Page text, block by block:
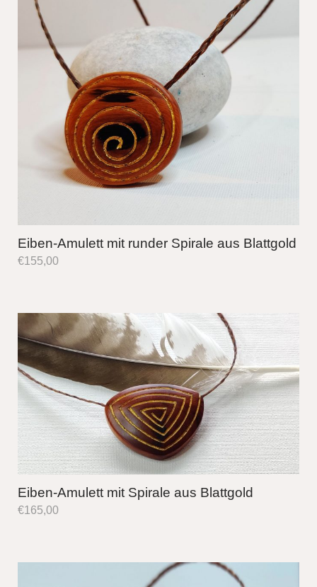
Eiben-Amulett mit runder Spirale aus Blattgold
€155,00
Eiben-Amulett mit Spirale aus Blattgold
€165,00